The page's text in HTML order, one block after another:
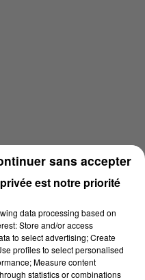
est notre priorité
data processing based on
Store and/or access
to select advertising; Create
profiles to select personalised
Measure content
statistics or combinations
sans accepter